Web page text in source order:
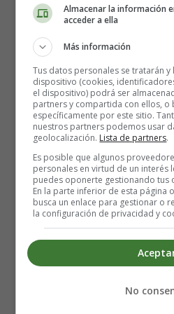
deficiente.
El uso de bisfosfonato
pacientes que recibieron
cáncer, pero no para la
El trasplante de órganos,
trasplantes renales, están
osteonecrosis.
Algunas otras condiciones
riesgo de necrosis
diabetes y lupus
Sin embargo, en una cuarta
causa es desconocida.
Síntomas
asintomática, pero el dolor se
Almacenar la información
acceder a ella
Más información
Tus datos personales se tratarán
dispositivo (cookies,
el dispositivo) podrá ser
partners y compartida con ellos, o
específicamente por este sitio.
nuestros partners podemos usar
geolocalización. Lista de partners.
Es posible que algunos
personales en virtud de un interés
puedes oponerte gestionando tus
En la parte inferior de esta página
busca un enlace para gestionar o
la configuración de privacidad y
No